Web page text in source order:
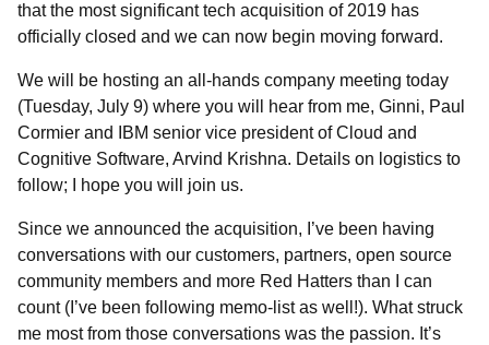
that the most significant tech acquisition of 2019 has
officially closed and we can now begin moving forward.
We will be hosting an all-hands company meeting today
(Tuesday, July 9) where you will hear from me, Ginni, Paul
Cormier and IBM senior vice president of Cloud and
Cognitive Software, Arvind Krishna. Details on logistics to
follow; I hope you will join us.
Since we announced the acquisition, I’ve been having
conversations with our customers, partners, open source
community members and more Red Hatters than I can
count (I’ve been following memo-list as well!). What struck
me most from those conversations was the passion. It’s